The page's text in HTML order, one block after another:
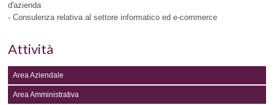
d'azienda
- Consulenza relativa al settore informatico ed e-commerce
Attività
Area Aziendale
Area Amministrativa